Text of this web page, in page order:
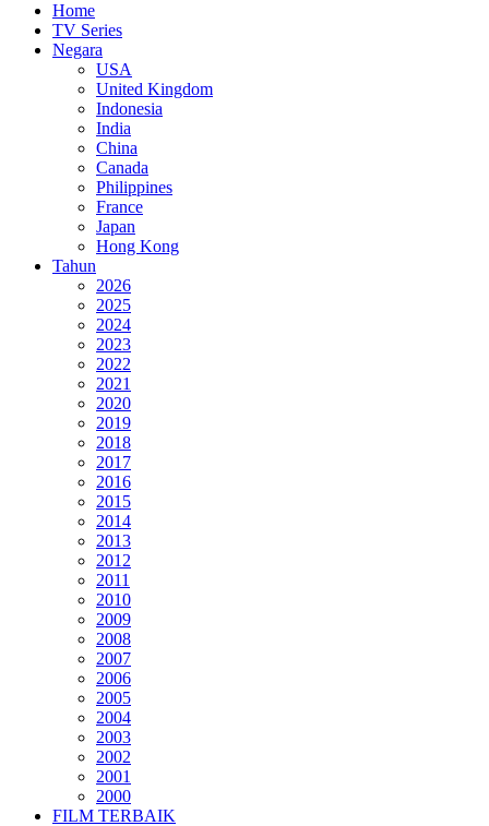
Home
TV Series
Negara
USA
United Kingdom
Indonesia
India
China
Canada
Philippines
France
Japan
Hong Kong
Tahun
2026
2025
2024
2023
2022
2021
2020
2019
2018
2017
2016
2015
2014
2013
2012
2011
2010
2009
2008
2007
2006
2005
2004
2003
2002
2001
2000
FILM TERBAIK